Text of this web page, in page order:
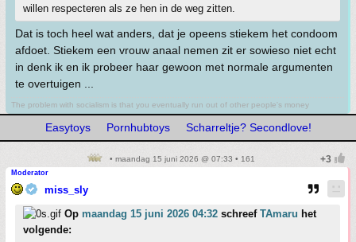
willen respecteren als ze hen in de weg zitten.
Dat is toch heel wat anders, dat je opeens stiekem het condoom
afdoet. Stiekem een vrouw anaal nemen zit er sowieso niet echt
in denk ik en ik probeer haar gewoon met normale argumenten
te overtuigen ...
The problem with socialism is that you eventually run out of other people's money
Easytoys Pornhubtoys Scharreltje? Secondlove!
• maandag 15 juni 2026 @ 07:33 • 161
Moderator
miss_sly
Op maandag 15 juni 2026 04:32 schreef TAmaru het
volgende: